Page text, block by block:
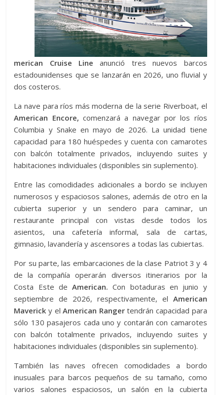
merican Cruise Line anunció tres nuevos barcos
estadounidenses que se lanzarán en 2026, uno fluvial y
dos costeros.
La nave para ríos más moderna de la serie Riverboat, el
American Encore, comenzará a navegar por los ríos
Columbia y Snake en mayo de 2026. La unidad tiene
capacidad para 180 huéspedes y cuenta con camarotes
con balcón totalmente privados, incluyendo suites y
habitaciones individuales (disponibles sin suplemento).
Entre las comodidades adicionales a bordo se incluyen
numerosos y espaciosos salones, además de otro en la
cubierta superior y un sendero para caminar, un
restaurante principal con vistas desde todos los
asientos, una cafetería informal, sala de cartas,
gimnasio, lavandería y ascensores a todas las cubiertas.
Por su parte, las embarcaciones de la clase Patriot 3 y 4
de la compañía operarán diversos itinerarios por la
Costa Este deAmerican. Con botaduras en junio y
septiembre de 2026, respectivamente, el American
Maverick y el American Rangertendrán capacidad para
sólo 130 pasajeros cada uno y contarán con camarotes
con balcón totalmente privados, incluyendo suites y
habitaciones individuales (disponibles sin suplemento).
También las naves ofrecen comodidades a bordo
inusuales para barcos pequeños de su tamaño, como
varios salones espaciosos, un salón en la cubierta